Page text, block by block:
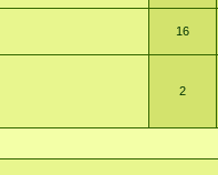
16
2